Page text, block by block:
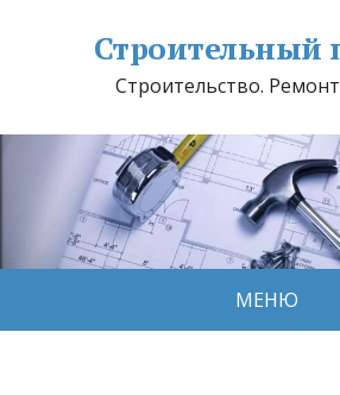
Строительный
Строительство.
МЕНЮ